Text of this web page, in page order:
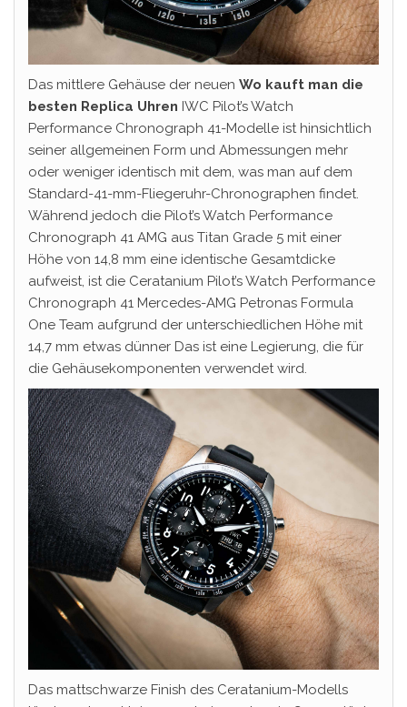
Das mittlere Gehäuse der neuen Wo kauft man die
besten Replica Uhren IWC Pilot’s Watch
Performance Chronograph 41-Modelle ist hinsichtlich
seiner allgemeinen Form und Abmessungen mehr
oder weniger identisch mit dem, was man auf dem
Standard-41-mm-Fliegeruhr-Chronographen findet.
Während jedoch die Pilot’s Watch Performance
Chronograph 41 AMG aus Titan Grade 5 mit einer
Höhe von 14,8 mm eine identische Gesamtdicke
aufweist, ist die Ceratanium Pilot’s Watch Performance
Chronograph 41 Mercedes-AMG Petronas Formula
One Team aufgrund der unterschiedlichen Höhe mit
14,7 mm etwas dünner Das ist eine Legierung, die für
die Gehäusekomponenten verwendet wird.
Das mattschwarze Finish des Ceratanium-Modells